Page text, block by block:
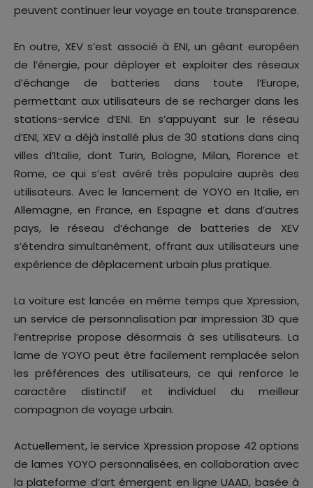
peuvent continuer leur voyage en toute transparence.
En outre, XEV s’est associé à ENI, un géant européen
de l’énergie, pour déployer et exploiter des réseaux
d’échange de batteries dans toute l’Europe,
permettant aux utilisateurs de se recharger dans les
stations-service d’ENI. En s’appuyant sur le réseau
d’ENI, XEV a déjà installé plus de 30 stations dans cinq
villes d’Italie, dont Turin, Bologne, Milan, Florence et
Rome, ce qui s’est avéré très populaire auprès des
utilisateurs. Avec le lancement de YOYO en Italie, en
Allemagne, en France, en Espagne et dans d’autres
pays, le réseau d’échange de batteries de XEV
s’étendra simultanément, offrant aux utilisateurs une
expérience de déplacement urbain plus pratique.
La voiture est lancée en même temps que Xpression,
un service de personnalisation par impression 3D que
l’entreprise propose désormais à ses utilisateurs. La
lame de YOYO peut être facilement remplacée selon
les préférences des utilisateurs, ce qui renforce le
caractère distinctif et individuel du meilleur
compagnon de voyage urbain.
Actuellement, le service Xpression propose 42 options
de lames YOYO personnalisées, en collaboration avec
la plateforme d’art émergent en ligne UAAD, basée à